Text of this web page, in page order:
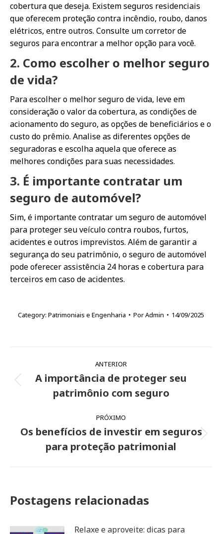
cobertura que deseja. Existem seguros residenciais
que oferecem proteção contra incêndio, roubo, danos
elétricos, entre outros. Consulte um corretor de
seguros para encontrar a melhor opção para você.
2. Como escolher o melhor seguro
de vida?
Para escolher o melhor seguro de vida, leve em
consideração o valor da cobertura, as condições de
acionamento do seguro, as opções de beneficiários e o
custo do prêmio. Analise as diferentes opções de
seguradoras e escolha aquela que oferece as
melhores condições para suas necessidades.
3. É importante contratar um
seguro de automóvel?
Sim, é importante contratar um seguro de automóvel
para proteger seu veículo contra roubos, furtos,
acidentes e outros imprevistos. Além de garantir a
segurança do seu patrimônio, o seguro de automóvel
pode oferecer assistência 24 horas e cobertura para
terceiros em caso de acidentes.
Category: Patrimoniais e Engenharia PorAdmin 14/09/2025
de
ANTERIOR
Post
anterior:
A importância de proteger seu
patrimônio com seguro
PRÓXIMO
Próximo
post:
Os benefícios de investir em seguros
para proteção patrimonial
Postagens relacionadas
Relaxe e aproveite: dicas para